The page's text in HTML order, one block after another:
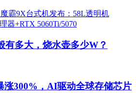
有多大，烧水壶多少W？
涨300%，AI驱动全球存储芯片